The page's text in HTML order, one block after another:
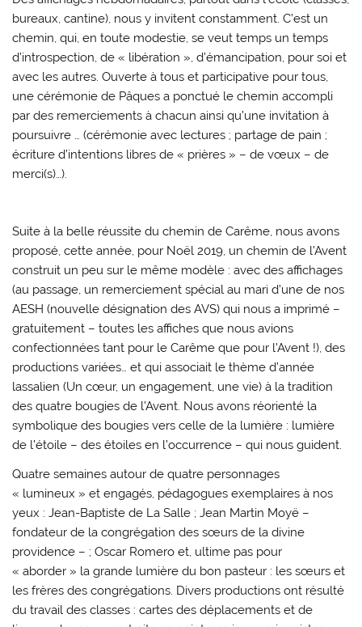
bureaux, cantine), nous y invitent constamment. C’est un
chemin, qui, en toute modestie, se veut temps un temps
d’introspection, de « libération », d’émancipation, pour soi et
avec les autres. Ouverte à tous et participative pour tous,
une cérémonie de Pâques a ponctué le chemin accompli
par des remerciements à chacun ainsi qu’une invitation à
poursuivre … (cérémonie avec lectures ; partage de pain ;
écriture d’intentions libres de « prières » – de vœux – de
merci(s)…).
Suite à la belle réussite du chemin de Carême, nous avons
proposé, cette année, pour Noël 2019, un chemin de l’Avent
construit un peu sur le même modèle : avec des affichages
(au passage, un remerciement spécial au mari d’une de nos
AESH (nouvelle désignation des AVS) qui nous a imprimé –
gratuitement – toutes les affiches que nous avions
confectionnées tant pour le Carême que pour l’Avent !), des
productions variées… et qui associait le thème d’année
lassalien (Un cœur, un engagement, une vie) à la tradition
des quatre bougies de l’Avent. Nous avons réorienté la
symbolique des bougies vers celle de la lumière : lumière
de l’étoile – des étoiles en l’occurrence – qui nous guident.
Quatre semaines autour de quatre personnages
« lumineux » et engagés, pédagogues exemplaires à nos
yeux : Jean-Baptiste de La Salle ; Jean Martin Moyë –
fondateur de la congrégation des sœurs de la divine
providence – ; Oscar Romero et, ultime pas pour
« aborder » la grande lumière du bon pasteur : les sœurs et
les frères des congrégations. Divers productions ont résulté
du travail des classes : cartes des déplacements et de